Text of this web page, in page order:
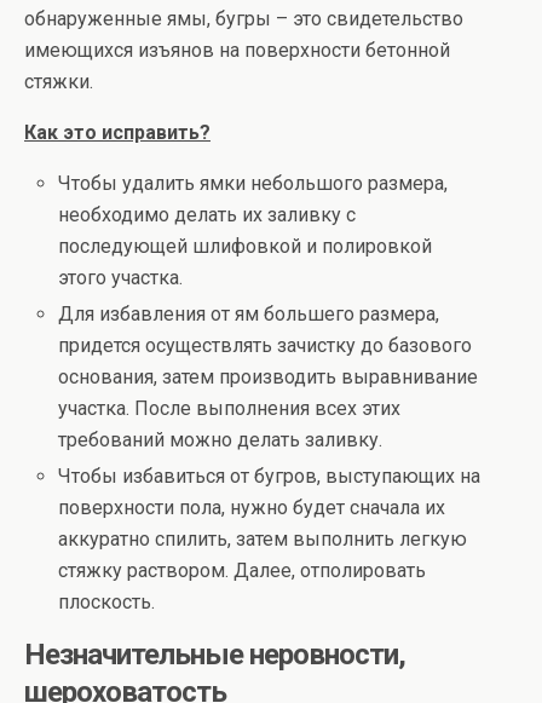
обнаруженные ямы, бугры – это свидетельство
имеющихся изъянов на поверхности бетонной
стяжки.
Как это исправить?
Чтобы удалить ямки небольшого размера,
необходимо делать их заливку с
последующей шлифовкой и полировкой
этого участка.
Для избавления от ям большего размера,
придется осуществлять зачистку до базового
основания, затем производить выравнивание
участка. После выполнения всех этих
требований можно делать заливку.
Чтобы избавиться от бугров, выступающих на
поверхности пола, нужно будет сначала их
аккуратно спилить, затем выполнить легкую
стяжку раствором. Далее, отполировать
плоскость.
Незначительные неровности,
шероховатость